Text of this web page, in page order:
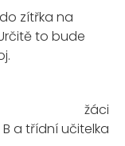
zítřka na
to bude
B a třídní učitelka